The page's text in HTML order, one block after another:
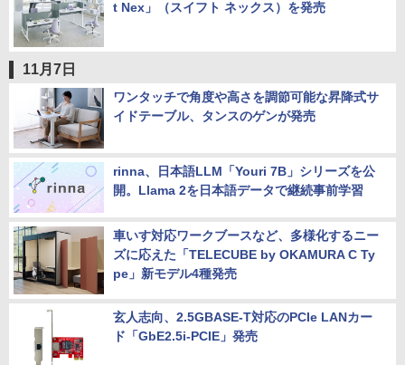
t Nex」（スイフト ネックス）を発売
11月7日
ワンタッチで角度や高さを調節可能な昇降式サ
イドテーブル、タンスのゲンが発売
rinna、日本語LLM「Youri 7B」シリーズを公
開。Llama 2を日本語データで継続事前学習
車いす対応ワークブースなど、多様化するニー
ズに応えた「TELECUBE by OKAMURA C Ty
pe」新モデル4種発売
玄人志向、2.5GBASE-T対応のPCIe LANカー
ド「GbE2.5i-PCIE」発売